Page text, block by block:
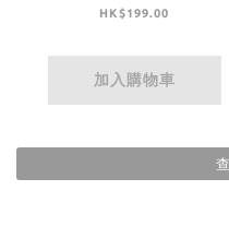
sweet charm
HK$199.00
加入購物車